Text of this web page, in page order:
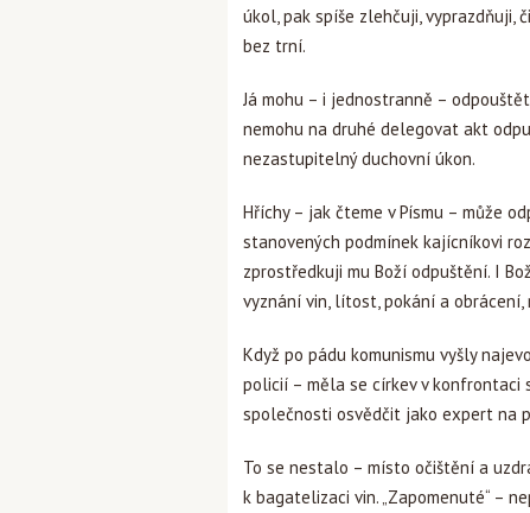
úkol, pak spíše zlehčuji, vyprazdňuji,
bez trní.
Já mohu – i jednostranně –
nemohu na druhé delegovat akt
nezastupitelný duchovní úkon.
Hříchy – jak čteme v Písmu – může
stanovených podmínek kajícníkovi
zprostředkuji mu Boží odpuštění. I
vyznání vin, lítost, pokání a
Když po pádu komunismu vyšly
policií – měla se církev v konfrontaci
společnosti osvědčit jako expert na
To se nestalo – místo očištění a
k bagatelizaci vin. „Zapomenuté“ –